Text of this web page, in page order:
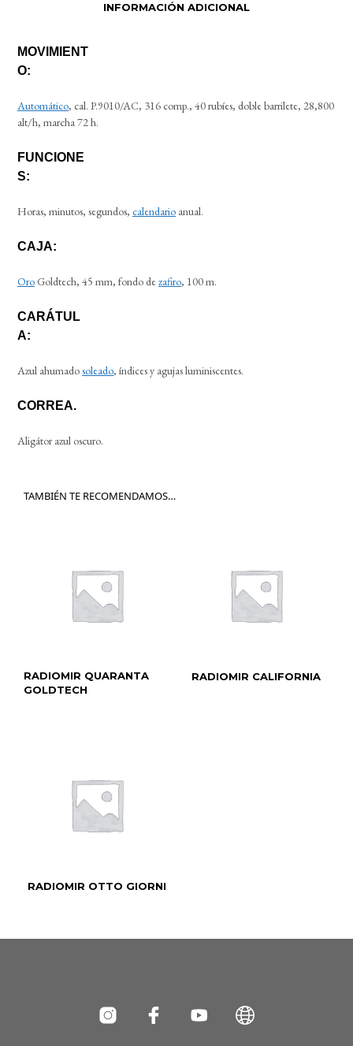
INFORMACIÓN ADICIONAL
MOVIMIENT
O:
Automático, cal. P.9010/AC, 316 comp., 40 rubíes, doble barrilete, 28,800
alt/h, marcha 72 h.
FUNCIONE
S:
Horas, minutos, segundos, calendario anual.
CAJA:
Oro Goldtech, 45 mm, fondo dezafiro, 100 m.
CARÁTUL
A:
Azul ahumadosoleado, índices y agujas luminiscentes.
CORREA.
Aligátor azul oscuro.
TAMBIÉN TE RECOMENDAMOS…
RADIOMIR QUARANTA
GOLDTECH
RADIOMIR CALIFORNIA
RADIOMIR OTTO GIORNI